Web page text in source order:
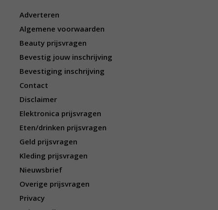
Adverteren
Algemene voorwaarden
Beauty prijsvragen
Bevestig jouw inschrijving
Bevestiging inschrijving
Contact
Disclaimer
Elektronica prijsvragen
Eten/drinken prijsvragen
Geld prijsvragen
Kleding prijsvragen
Nieuwsbrief
Overige prijsvragen
Privacy